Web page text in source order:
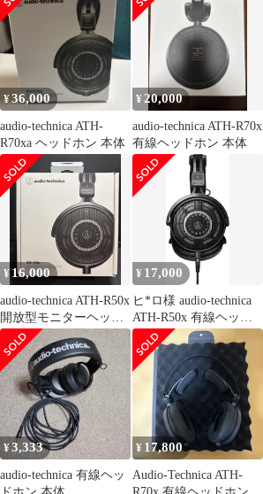
¥36,000
audio-technica ATH-
R70xa ヘッドホン 本体
¥ 20,000
audio-technica ATH-R70x
有線ヘッドホン 本体
¥ 16,000
audio-technica ATH-R50x
開放型モニターヘッド
ホン
¥ 17,000
ヒ*ロ様 audio-technica
ATH-R50x 有線ヘッド
ホン 本体
¥3,333
audio-technica 有線ヘッ
¥ 17,800
Audio-Technica ATH-